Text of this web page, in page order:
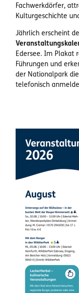
Fachwerkdörfer,
Kulturgeschichte
Jährlich erscheint
Edersee. Im Plakat
Führungen und
der Nationalpark
telefonisch